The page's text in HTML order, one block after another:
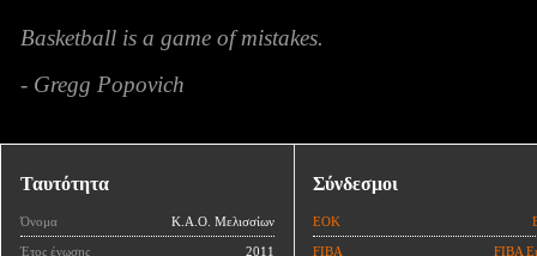
Basketball is a game of mistakes.
- Gregg Popovich
Ταυτότητα
Όνομα Κ.Α.Ο. Μελισσίων
Έτος ένωσης 2011
Σύνδεσμοι
ΕΟΚ
FIBA FIBA